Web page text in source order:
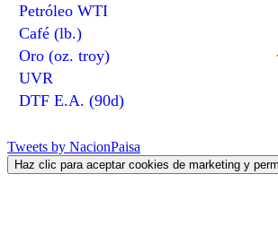
Petróleo WTI
Café (lb.)
Oro (oz. troy)
UVR
DTF E.A. (90d)
Tweets by NacionPaisa
Haz clic para aceptar cookies de marketing y